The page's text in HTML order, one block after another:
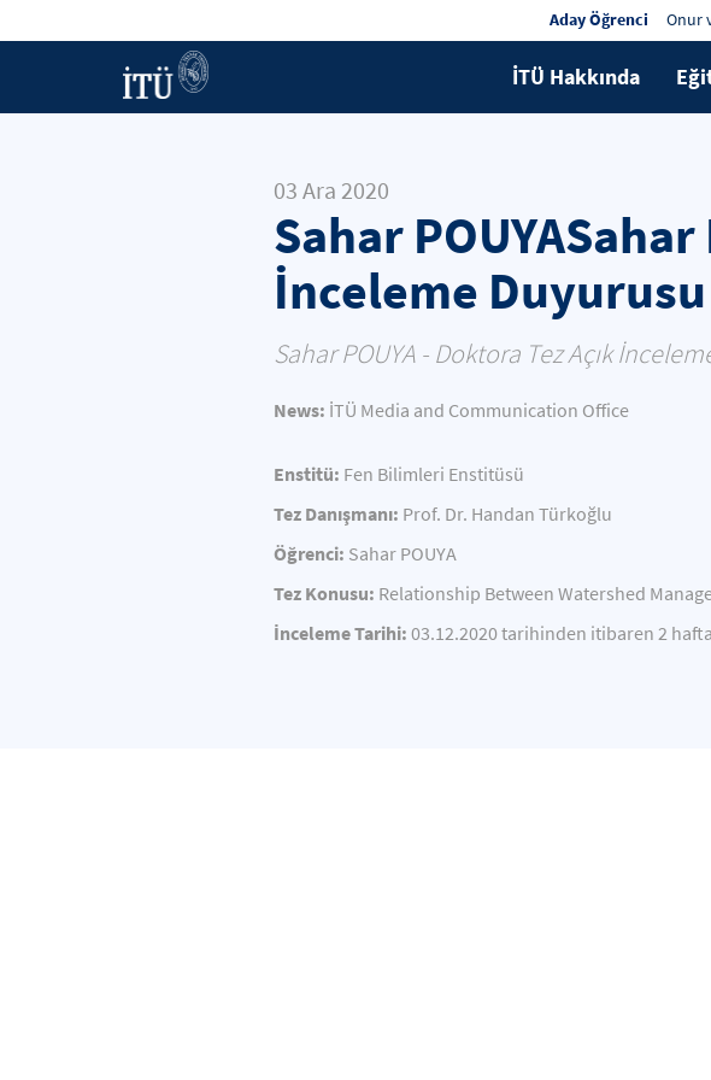
Aday Öğrenci Onur
İTÜ Hakkında
03 Ara 2020
Sahar POUYASahar
İnceleme Duyurusu
Sahar POUYA - Doktora Tez Açık
News: İTÜ Media and Communication Office
Enstitü: Fen Bilimleri Enstitüsü
Tez Danışmanı: Prof. Dr. Handan Türkoğlu
Öğrenci: Sahar POUYA
Tez Konusu: Relationship Between Watershed
İnceleme Tarihi: 03.12.2020 tarihinden itibaren 2 hafta